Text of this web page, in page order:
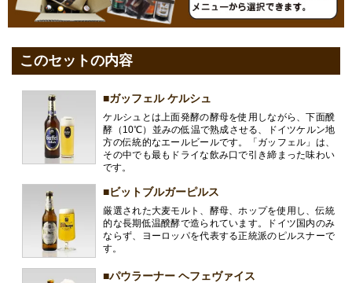
このセットの内容
■ガッフェル ケルシュ
ケルシュとは上面発酵の酵母を使用しながら、下面醗
酵（10℃）並みの低温で熟成させる、ドイツケルン地
方の伝統的なエールビールです。「ガッフェル」は、
その中でも最もドライな飲み口で引き締まった味わい
です。
■ビットブルガーピルス
厳選された大麦モルト、酵母、ホップを使用し、伝統
的な長期低温醗酵で造られています。ドイツ国内のみ
ならず、ヨーロッパを代表する正統派のピルスナーで
す。
■パウラーナー ヘフェヴァイス